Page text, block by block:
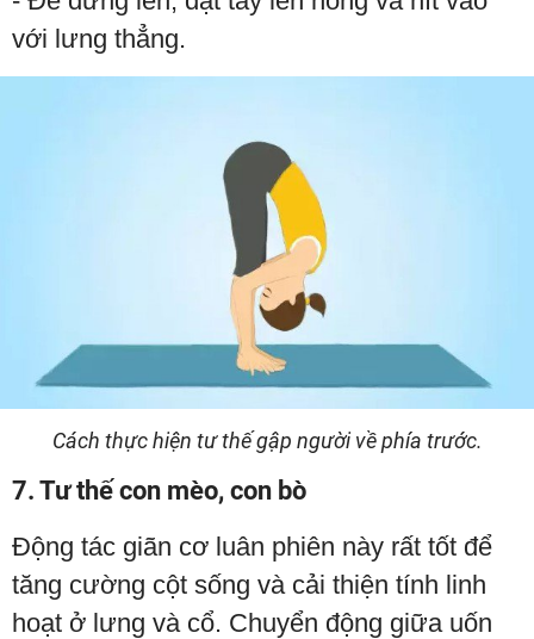
với lưng thẳng.
Cách thực hiện tư thế gập người về phía trước.
7. Tư thế con mèo, con bò
Động tác giãn cơ luân phiên này rất tốt để
tăng cường cột sống và cải thiện tính linh
hoạt ở lưng và cổ. Chuyển động giữa uốn